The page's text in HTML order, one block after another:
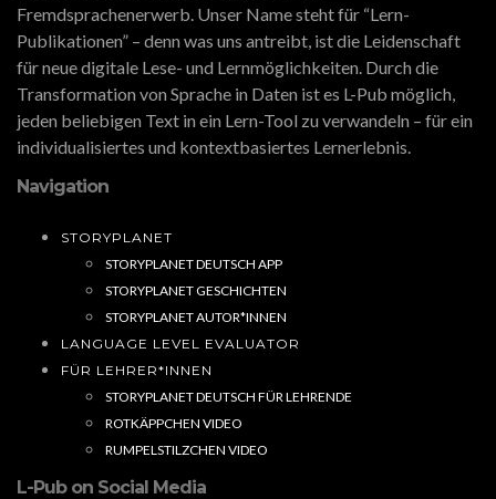
Fremdsprachenerwerb. Unser Name steht für “Lern-
Publikationen” – denn was uns antreibt, ist die Leidenschaft
für neue digitale Lese- und Lernmöglichkeiten. Durch die
Transformation von Sprache in Daten ist es L-Pub möglich,
jeden beliebigen Text in ein Lern-Tool zu verwandeln – für ein
individualisiertes und kontextbasiertes Lernerlebnis.
Navigation
STORYPLANET
STORYPLANET DEUTSCH APP
STORYPLANET GESCHICHTEN
STORYPLANET AUTOR*INNEN
LANGUAGE LEVEL EVALUATOR
FÜR LEHRER*INNEN
STORYPLANET DEUTSCH FÜR LEHRENDE
ROTKÄPPCHEN VIDEO
RUMPELSTILZCHEN VIDEO
L-Pub on Social Media